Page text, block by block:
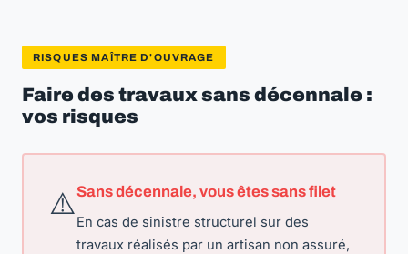
RISQUES MAÎTRE D'OUVRAGE
Faire des travaux sans décennale :
vos risques
⚠️Sans décennale, vous êtes sans filet
En cas de sinistre structurel sur des
travaux réalisés par un artisan non assuré,